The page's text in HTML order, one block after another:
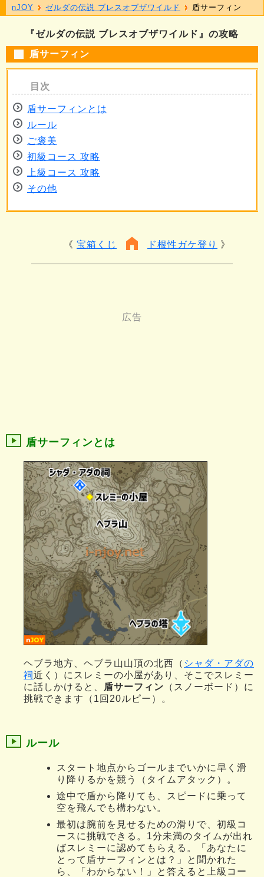
『ゼルダの伝説 ブレスオブザワイルド』の攻略
盾サーフィン
盾サーフィンとは
ルール
ご褒美
初級コース 攻略
上級コース 攻略
その他
宝箱くじ ド根性ガケ登り
盾サーフィンとは
ヘブラ地方、ヘブラ山山頂の北西（ シャダ・アダの
祠近く）にスレミーの小屋があり、そこでスレミー
に話しかけると、
盾サーフィン （スノーボード）に
挑戦できます（1回20ルピー）。
ルール
スタート地点からゴールまでいかに早く滑
り降りるかを競う（タイムアタック）。
途中で盾から降りても、スピードに乗って
空を飛んでも構わない。
最初は腕前を見せるための滑りで、初級コ
ースに挑戦できる。1分未満のタイムが出れ
ばスレミーに認めてもらえる。「あなたに
とって盾サーフィンとは？」と聞かれた
ら、「わからない！」と答えると上級コー
nJOY ゼルダの伝説 ブレスオブザワイルド 盾サーフィン